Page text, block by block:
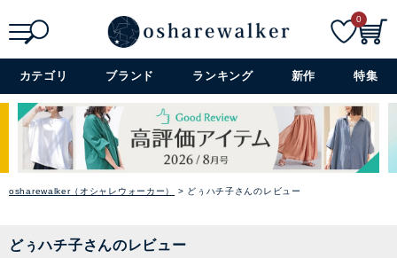
詳細検索+
0
カテゴリ ブランド ランキング 新作 特集
パーカー
スウェット
ベスト
バイヤーおすすめのセレクシ
シーズンのトレンドと着心地の
テムをラインナップ。
osharewalker（オシャレウォーカー） どぅハチ子さんのレビュー
どぅハチ子さんのレビュー